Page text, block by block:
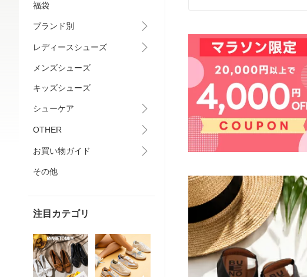
福袋
ブランド別
レディースシューズ
メンズシューズ
キッズシューズ
シューケア
OTHER
お買い物ガイド
その他
注目カテゴリ